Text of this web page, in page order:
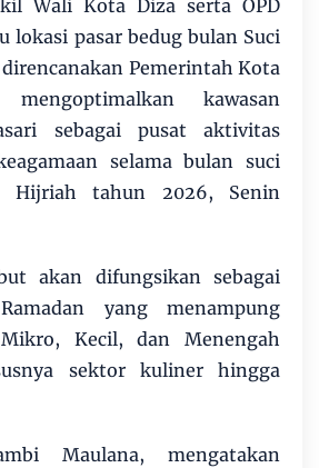
Wali Kota Diza serta OPD
lokasi pasar bedug bulan Suci
Pemerintah Kota
kawasan
sebagai pusat aktivitas
selama bulan suci
Hijriah tahun 2026, Senin
akan difungsikan sebagai
yang menampung
Kecil, dan Menengah
sektor kuliner hingga
Maulana, mengatakan